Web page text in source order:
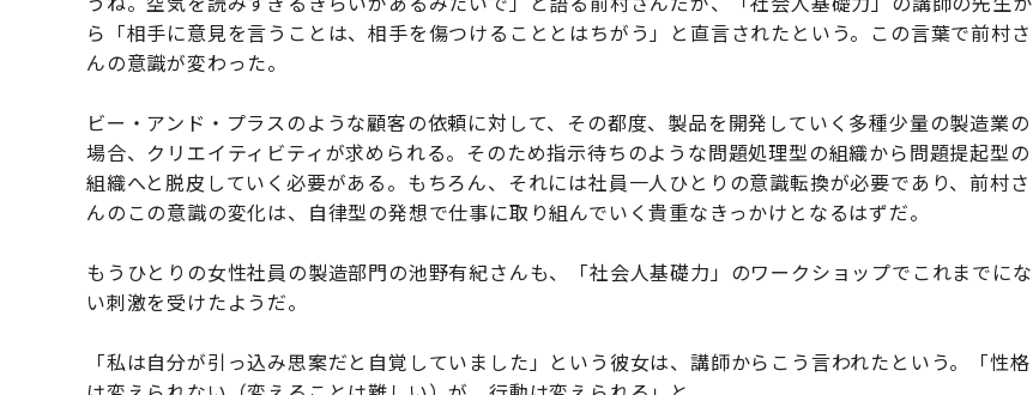
ら「相手に意見を言うことは、相手を傷つけることとはちがう」と直言されたという。この言葉で前村さ
んの意識が変わった。
ビー・アンド・プラスのような顧客の依頼に対して、その都度、製品を開発していく多種少量の製造業の
場合、クリエイティビティが求められる。そのため指示待ちのような問題処理型の組織から問題提起型の
組織へと脱皮していく必要がある。もちろん、それには社員一人ひとりの意識転換が必要であり、前村さ
んのこの意識の変化は、自律型の発想で仕事に取り組んでいく貴重なきっかけとなるはずだ。
もうひとりの女性社員の製造部門の池野有紀さんも、「社会人基礎力」のワークショップでこれまでにな
い刺激を受けたようだ。
「私は自分が引っ込み思案だと自覚していました」という彼女は、講師からこう言われたという。「性格